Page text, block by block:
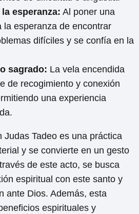
esperanza: Al poner una
la esperanza de encontrar
difíciles y se confía en la
sagrado: La vela encendida
de recogimiento y conexión
una experiencia
Judas Tadeo es una práctica
y se convierte en un gesto
de este acto, se busca
espiritual con este santo y
ante Dios. Además, esta
espirituales y